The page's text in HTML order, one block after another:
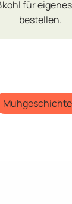
für
bestellen.